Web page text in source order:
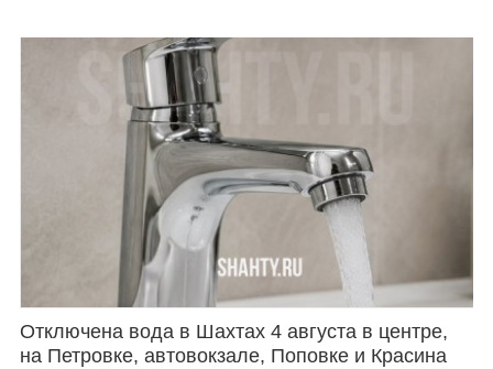
Отключена вода в Шахтах 4 августа в центре,
на Петровке, автовокзале, Поповке и Красина